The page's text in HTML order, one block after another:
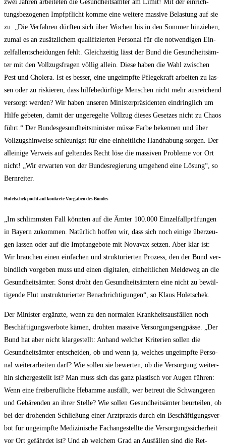
zwei Jah­ren arbei­te­ten die Gesund­heits­äm­ter am Limit! Mit der ein­rich­
tungs­be­zo­ge­nen Impf­pflicht kom­me eine wei­te­re mas­si­ve Belas­tung auf sie
zu. „Die Ver­fah­ren dürf­ten sich über Wochen bis in den Som­mer hin­zie­hen,
zumal es an zusätz­li­chem qua­li­fi­zier­ten Per­so­nal für die not­wen­di­gen Ein­
zel­fall­ent­schei­dun­gen fehlt. Gleich­zei­tig lässt der Bund die Gesund­heits­äm­
ter mit den Voll­zugs­fra­gen völ­lig allein. Die­se haben die Wahl zwi­schen
Pest und Cho­le­ra. Ist es bes­ser, eine unge­impf­te Pfle­ge­kraft arbei­ten zu las­
sen oder zu ris­kie­ren, dass hil­fe­be­dürf­ti­ge Men­schen nicht mehr aus­rei­chend
ver­sorgt wer­den? Wir haben unse­ren Minis­ter­prä­si­den­ten ein­dring­lich um
Hil­fe gebe­ten, damit der unge­re­gel­te Voll­zug die­ses Geset­zes nicht zu Cha­os
führt.“ Der Bun­des­ge­sund­heits­mi­nis­ter müs­se Far­be beken­nen und über
Voll­zugs­hin­wei­se schleu­nigst für eine ein­heit­li­che Hand­ha­bung sor­gen. Der
allei­ni­ge Ver­weis auf gel­ten­des Recht löse die mas­si­ven Pro­ble­me vor Ort
nicht! „Wir erwar­ten von der Bun­des­re­gie­rung umge­hend eine Lösung“, so
Bernreiter.
Holet­schek pocht auf kon­kre­te Vor­ga­ben des Bundes
„Im schlimms­ten Fall könn­ten auf die Ämter 100.000 Ein­zel­fall­prü­fun­gen
in Bay­ern zukom­men. Natür­lich hof­fen wir, dass sich noch eini­ge über­zeu­
gen las­sen oder auf die Impf­an­ge­bo­te mit Nova­vax set­zen. Aber klar ist:
Wir brau­chen einen ein­fa­chen und struk­tu­rier­ten Pro­zess, den der Bund ver­
bind­lich vor­ge­ben muss und einen digi­ta­len, ein­heit­li­chen Mel­de­weg an die
Gesund­heits­äm­ter. Sonst droht den Gesund­heits­äm­tern eine nicht zu bewäl­
ti­gen­de Flut unstruk­tu­rier­ter Benach­rich­ti­gun­gen“, so Klaus Holetschek.
Der Minis­ter ergänz­te, wenn zu den nor­ma­len Krank­heits­aus­fäl­len noch
Beschäf­ti­gungs­ver­bo­te kämen, droh­ten mas­si­ve Ver­sor­gungs­eng­päs­se. „Der
Bund hat aber nicht klar­ge­stellt: Anhand wel­cher Kri­te­ri­en sol­len die
Gesund­heits­äm­ter ent­schei­den, ob und wenn ja, wel­ches unge­impf­te Per­so­
nal wei­ter­ar­bei­ten darf? Wie sol­len sie bewer­ten, ob die Ver­sor­gung wei­ter­
hin sicher­ge­stellt ist? Man muss sich das ganz plas­tisch vor Augen füh­ren:
Wenn eine frei­be­ruf­li­che Heb­am­me aus­fällt, wer betreut die Schwan­ge­ren
und Gebä­ren­den an ihrer Stel­le? Wie sol­len Gesund­heits­äm­ter beur­tei­len, ob
bei der dro­hen­den Schlie­ßung einer Arzt­pra­xis durch ein Beschäf­ti­gungs­ver­
bot für unge­impf­te Medi­zi­ni­sche Fach­an­ge­stell­te die Ver­sor­gungs­si­cher­heit
vor Ort gefähr­det ist? Und ab wel­chem Grad an Aus­fäl­len sind die Ret­